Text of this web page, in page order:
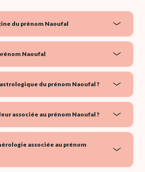
du prénom Naoufal
Naoufal
du prénom Naoufal ?
associée au prénom Naoufal ?
associée au prénom